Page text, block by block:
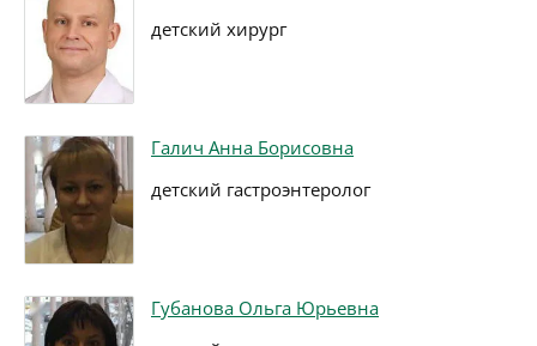
детский хирург
Галич Анна Борисовна
детский гастроэнтеролог
Губанова Ольга Юрьевна